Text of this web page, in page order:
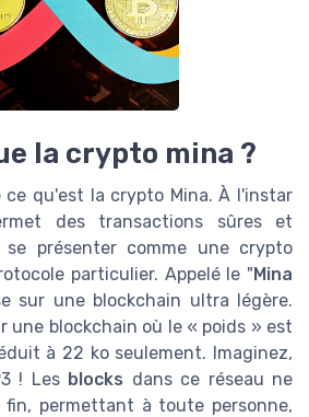
la crypto mina ?
ce qu'est la crypto Mina. À l'instar
des transactions sûres et
se présenter comme une crypto
particulier. Appelé le "Mina
sur une blockchain ultra légère.
une blockchain où le « poids » est
à 22 ko seulement. Imaginez,
! Les blocks dans ce réseau ne
fin, permettant à toute personne,